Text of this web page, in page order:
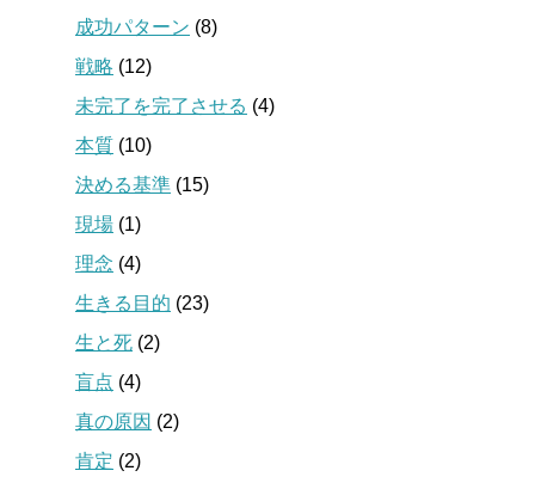
成功パターン (8)
戦略 (12)
未完了を完了させる (4)
本質 (10)
決める基準 (15)
現場 (1)
理念 (4)
生きる目的 (23)
生と死 (2)
盲点 (4)
真の原因 (2)
肯定 (2)